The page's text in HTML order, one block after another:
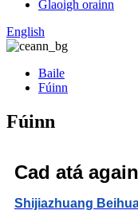
Glaoigh orainn
English
Baile
Fúinn
Fúinn
Cad atá
Shijiazhuang